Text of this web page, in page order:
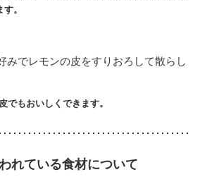
。
みでレモンの皮をすりおろして散らし
でもおいしくできます。
れている食材について